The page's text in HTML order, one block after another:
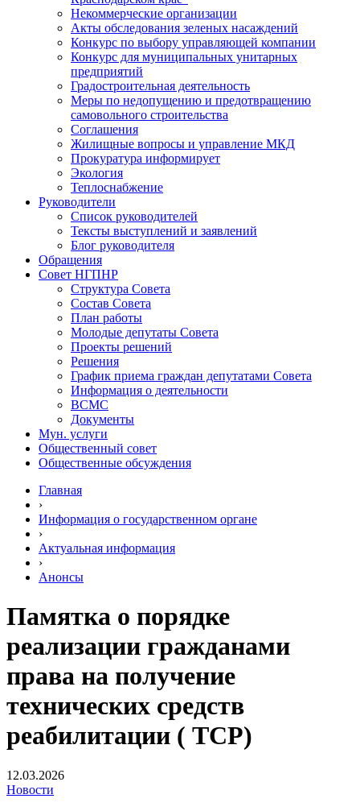
Некоммерческие организации
Акты обследования зеленых насаждений
Конкурс по выбору управляющей компании
Конкурс для муниципальных унитарных
предприятий
Градостроительная деятельность
Меры по недопущению и предотвращению
самовольного строительства
Соглашения
Жилищные вопросы и управление МКД
Прокуратура информирует
Экология
Теплоснабжение
Руководители
Список руководителей
Тексты выступлений и заявлений
Блог руководителя
Обращения
Совет НГПНР
Структура Совета
Состав Совета
План работы
Молодые депутаты Совета
Проекты решений
Решения
График приема граждан депутатами Совета
Информация о деятельности
ВСМС
Документы
Мун. услуги
Общественный совет
Общественные обсуждения
Главная
›
Информация о государственном органе
›
Актуальная информация
›
Анонсы
Памятка о порядке
реализации гражданами
права на получение
технических средств
реабилитации ( ТСР)
12.03.2026
Новости